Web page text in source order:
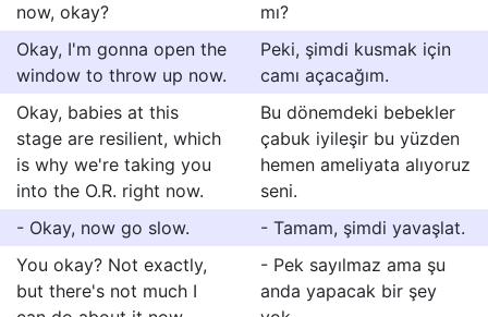
now, okay?
mı?
Okay, I'm gonna open the
window to throw up now.
Peki, şimdi kusmak için
camı açacağım.
Okay, babies at this
stage are resilient, which
is why we're taking you
into the O.R. right now.
Bu dönemdeki bebekler
çabuk iyileşir bu yüzden
hemen ameliyata alıyoruz
seni.
- Okay, now go slow.
- Tamam, şimdi yavaşlat.
You okay? Not exactly,
but there's not much I
- Pek sayılmaz ama şu
anda yapacak bir şey